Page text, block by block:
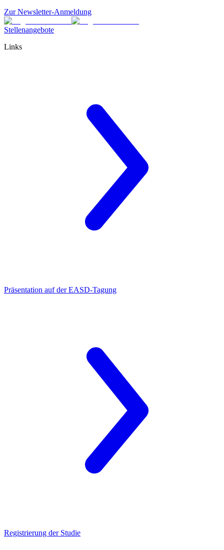
Zur Newsletter-Anmeldung
Stellenangebote
Links
Präsentation auf der EASD-Tagung
Registrierung der Studie